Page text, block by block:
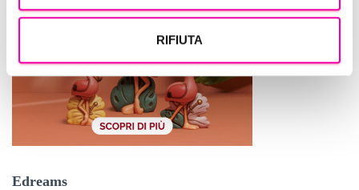
RIFIUTA
Edreams